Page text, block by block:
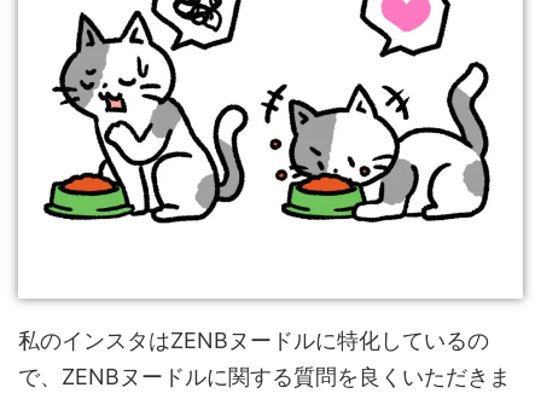
私のインスタはZENBヌードルに特化しているの
で、ZENBヌードルに関する質問を良くいただきま